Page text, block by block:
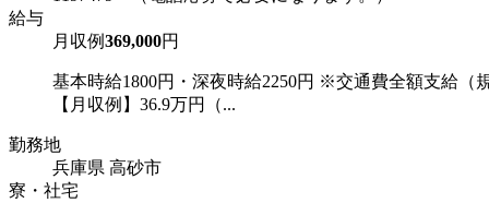
給与
月収例369,000円
基本時給1800円・深夜時給2250円 ※交通費全額支給（
【月収例】36.9万円（...
勤務地
兵庫県 高砂市
寮・社宅